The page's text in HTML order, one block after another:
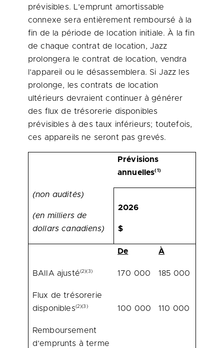
prévisibles. L’emprunt amortissable
connexe sera entièrement remboursé à la
fin de la période de location initiale. À la fin
de chaque contrat de location, Jazz
prolongera le contrat de location, vendra
l’appareil ou le désassemblera. Si Jazz les
prolonge, les contrats de location
ultérieurs devraient continuer à générer
des flux de trésorerie disponibles
prévisibles à des taux inférieurs; toutefois,
ces appareils ne seront pas grevés.
Prévisions
annuelles(1)
(non audités)
(en milliers de
dollars canadiens)
2026
$
De À
BAIIA ajusté(2)(3) 170 000 185 000
Flux de trésorerie
disponibles(2)(3) 100 000 110 000
Remboursement
d’emprunts à terme